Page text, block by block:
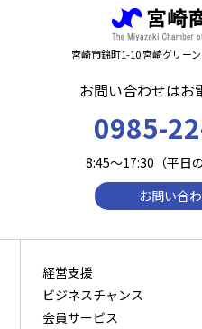
宮崎市錦町1-10 宮崎グリー
お問い合わせはお
0985-
8:45～17:30（平日
お問い合
経営支援
ビジネスチャンス
会員サービス